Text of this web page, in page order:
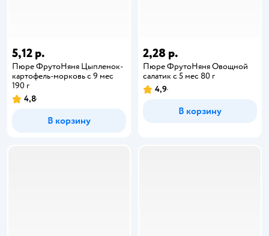
5,12 р.
Пюре ФрутоНяня Цыпленок-
картофель-морковь с 9 мес
190 г
4,8
В корзину
2,28 р.
Пюре ФрутоНяня Овощной
салатик с 5 мес 80 г
4,9
В корзину